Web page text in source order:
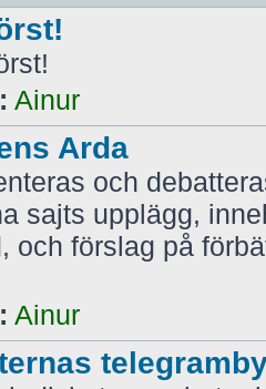
Ainur
Arda
och
sajts upplägg,
och förslag på
Ainur